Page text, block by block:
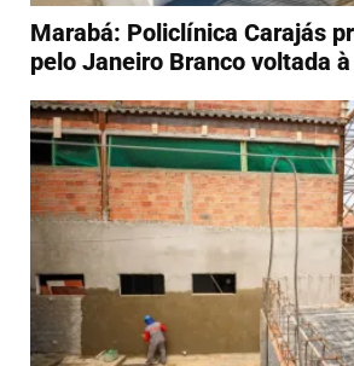
Marabá: Policlínica Carajás
pelo Janeiro Branco voltada